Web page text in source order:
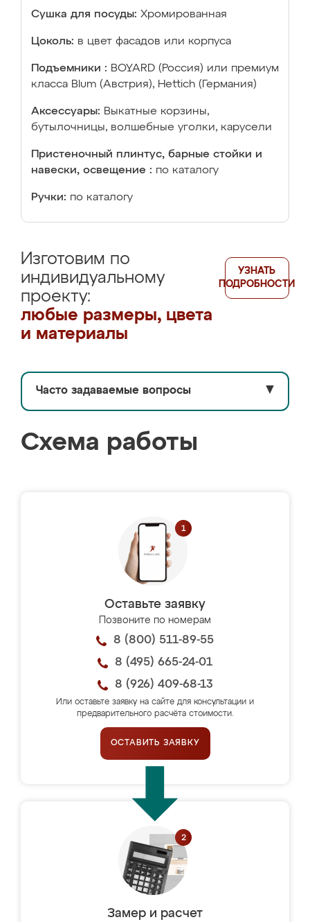
Сушка для посуды: Хромированная
Цоколь: в цвет фасадов или корпуса
Подъемники : BOYARD (Россия) или премиум
класса Blum (Австрия), Hettich (Германия)
Аксессуары: Выкатные корзины,
бутылочницы, волшебные уголки, карусели
Пристеночный плинтус, барные стойки и
навески, освещение : по каталогу
Ручки: по каталогу
Изготовим по
индивидуальному
проекту:
любые размеры, цвета
и материалы
УЗНАТЬ
ПОДРОБНОСТИ
Часто задаваемые вопросы ▼
Схема работы
Оставьте заявку
Позвоните по номерам
8 (800) 511-89-55
8 (495) 665-24-01
8 (926) 409-68-13
Или оставьте заявку на сайте для консультации и
предварительного расчёта стоимости.
ОСТАВИТЬ ЗАЯВКУ
Замер и расчет